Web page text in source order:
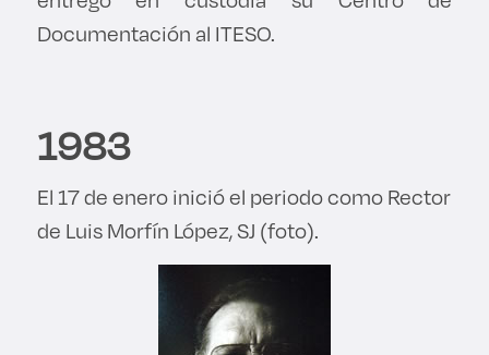
Documentación al ITESO.
1983
El 17 de enero inició el periodo como Rector
de Luis Morfín López, SJ (foto).